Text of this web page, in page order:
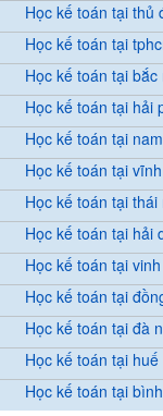
Học kế toán tại thủ
Học kế toán tại
Học kế toán tại bắc
Học kế toán tại hải
Học kế toán tại
Học kế toán tại
Học kế toán tại thái
Học kế toán tại hải
Học kế toán tại vinh
Học kế toán tại
Học kế toán tại đà
Học kế toán tại huế
Học kế toán tại